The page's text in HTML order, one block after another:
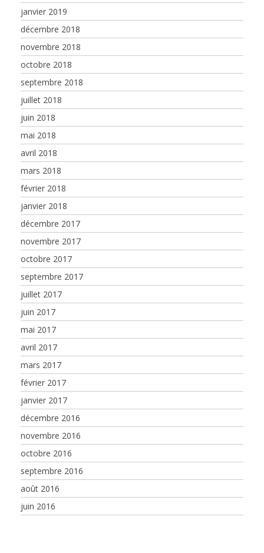
janvier 2019
décembre 2018
novembre 2018
octobre 2018
septembre 2018
juillet 2018
juin 2018
mai 2018
avril 2018
mars 2018
février 2018
janvier 2018
décembre 2017
novembre 2017
octobre 2017
septembre 2017
juillet 2017
juin 2017
mai 2017
avril 2017
mars 2017
février 2017
janvier 2017
décembre 2016
novembre 2016
octobre 2016
septembre 2016
août 2016
juin 2016